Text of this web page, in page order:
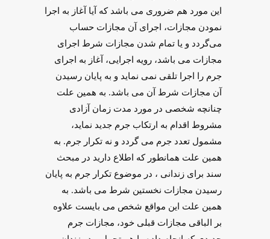
این مورد هم ضروری می باشد که آیا آغاز به اجرا
نمودن مجازات، اجرای آن مجازات حساب
می‌گردد و یا تمام شدن مجازات شرط اجرای
مجازات می باشد، رویه اجرایی، آغاز به اجرای
جرم را اجرا تلقی نمی نماید و به پایان رسیدن
آن مجازات شرط آن می باشد. به همین علت
چنانچه شخصی در مورد مدت زمان آزادی
مشروط اقدام به ارتکاب جرم جدید نماید،
مشمول تعدد جرم می گردد و نه تکرار جرم. به
همین علت همانطور که اطلاع دارید در مبحث
سند برای زندانی ، در موضوع تکرار جرم به پایان
رسیدن مجازات نخستین شرط می باشد. به
همین علت این مواقع شخص می بایست علاوه
بر الباقی مجازات قبلی خود، مجازات جرم